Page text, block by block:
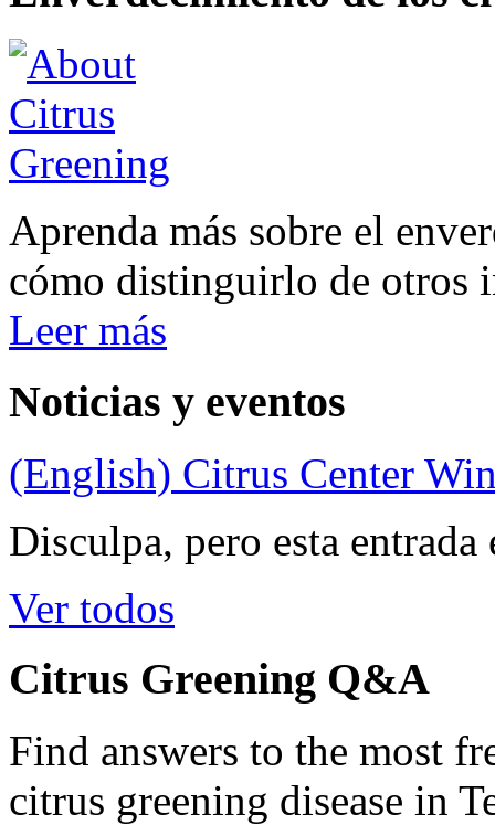
Aprenda más sobre el
cómo distinguirlo de otros
Leer más
Noticias y eventos
(English) Citrus Center
Disculpa, pero esta
Ver todos
Citrus Greening Q&A
Find answers to the most
citrus greening disease in